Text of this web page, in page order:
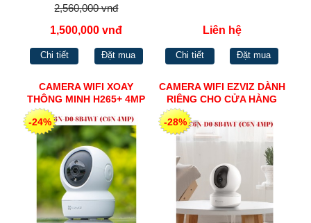
2,560,000 vnđ
1,500,000 vnđ
Chi tiết Đặt mua
Liên hệ
Chi tiết Đặt mua
CAMERA WIFI XOAY
THÔNG MINH H265+ 4MP
EZVIZ CS-C6N-D0-8B4WF
(C6N 4MP)
-24%
CAMERA WIFI EZVIZ DÀNH
RIÊNG CHO CỬA HÀNG
ONLINE 2MP CS-TY1-B0-
1G2WF
-28%